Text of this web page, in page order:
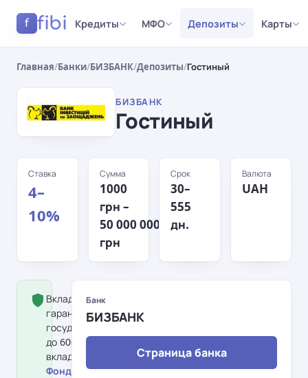
f fibi Кредиты МФО Депозиты Карты
Главная/Банки/БИЗБАНК/Депозиты/Гостиный
БИЗБАНК
Гостиный
Ставка
4–
10%
Сумма
1000
грн –
50 000 000
грн
Срок
30–
555
дн.
Валюта
UAH
Вклад застрахован Фондом
гарантирования вкладов физлиц:
государство гарантирует возврат
до 600 000 грн на одного
вкладчика в банке.
Фонд гарантирования вкладов →
Банк
БИЗБАНК
Страница банка